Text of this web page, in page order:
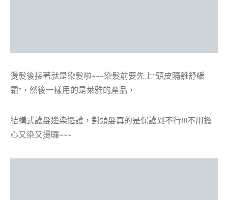
燙髮後接著就是染髮啦~~~染髮前要先上”頭皮隔離舒緩
霜”，然後一樣用的是萊雅的產品，
結構式護髮邊染邊護，對頭髮真的是保護到不行!!!不用擔
心又染又燙囉~~~